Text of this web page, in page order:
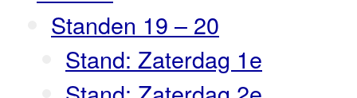
Standen 19 – 20
Stand: Zaterdag 1e